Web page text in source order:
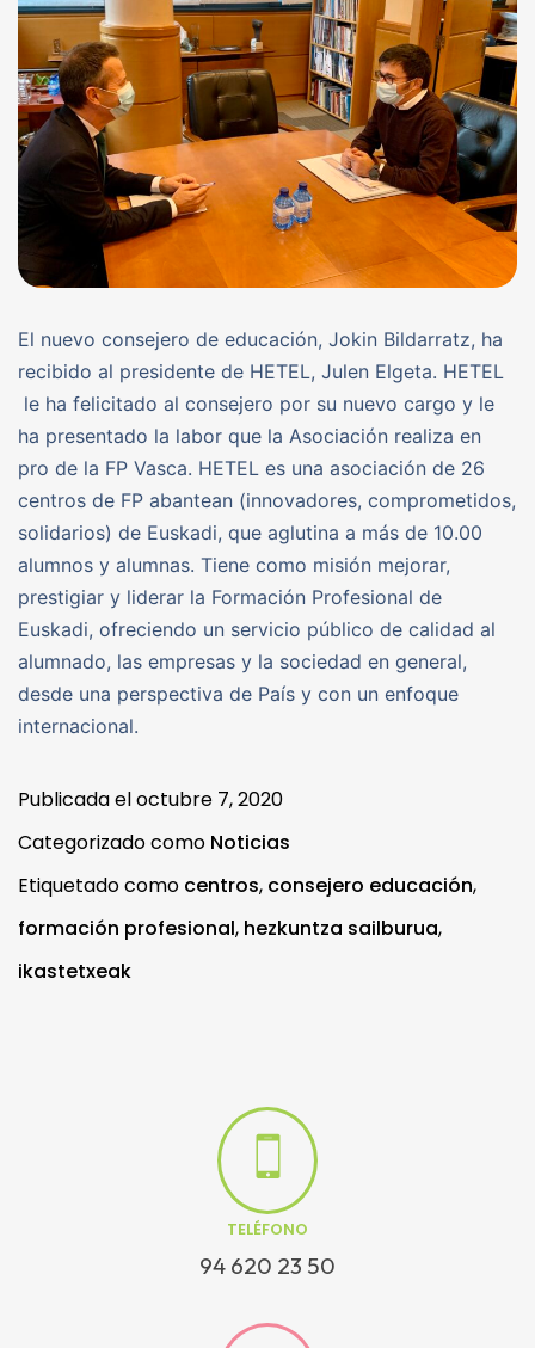
El nuevo consejero de educación, Jokin Bildarratz, ha
recibido al presidente de HETEL, Julen Elgeta. HETEL
le ha felicitado al consejero por su nuevo cargo y le
ha presentado la labor que la Asociación realiza en
pro de la FP Vasca. HETEL es una asociación de 26
centros de FP abantean (innovadores, comprometidos,
solidarios) de Euskadi, que aglutina a más de 10.00
alumnos y alumnas. Tiene como misión mejorar,
prestigiar y liderar la Formación Profesional de
Euskadi, ofreciendo un servicio público de calidad al
alumnado, las empresas y la sociedad en general,
desde una perspectiva de País y con un enfoque
internacional.
Publicada eloctubre 7, 2020
Categorizado como Noticias
Etiquetado como centros, consejero educación,
formación profesional, hezkuntza sailburua,
ikastetxeak
TELÉFONO
94 620 23 50